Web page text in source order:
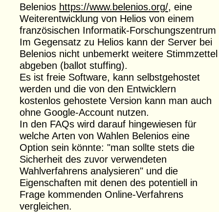
Belenios https://www.belenios.org/, eine
Weiterentwicklung von Helios von einem
französischen Informatik-Forschungszentrum
Im Gegensatz zu Helios kann der Server bei
Belenios nicht unbemerkt weitere Stimmzettel
abgeben (ballot stuffing).
Es ist freie Software, kann selbstgehostet
werden und die von den Entwicklern
kostenlos gehostete Version kann man auch
ohne Google-Account nutzen.
In den FAQs wird darauf hingewiesen für
welche Arten von Wahlen Belenios eine
Option sein könnte: "man sollte stets die
Sicherheit des zuvor verwendeten
Wahlverfahrens analysieren" und die
Eigenschaften mit denen des potentiell in
Frage kommenden Online-Verfahrens
vergleichen.